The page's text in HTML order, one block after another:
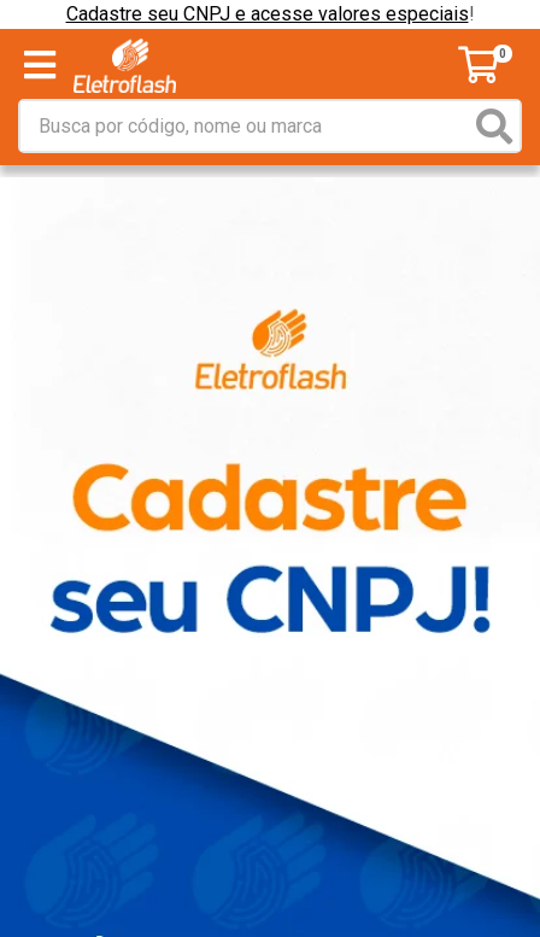
Cadastre seu CNPJ e acesse valores especiais!
0